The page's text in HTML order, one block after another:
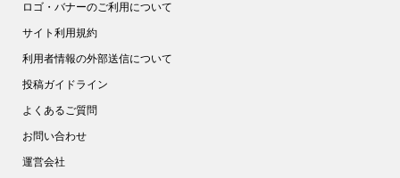
ロゴ・バナーのご利用について
サイト利用規約
利用者情報の外部送信について
投稿ガイドライン
よくあるご質問
お問い合わせ
運営会社